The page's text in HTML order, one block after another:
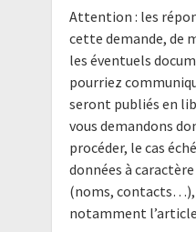
Attention : les
cette demande, de
les éventuels
pourriez
seront publiés en
vous demandons
procéder, le cas
données à
(noms,
notamment l’article